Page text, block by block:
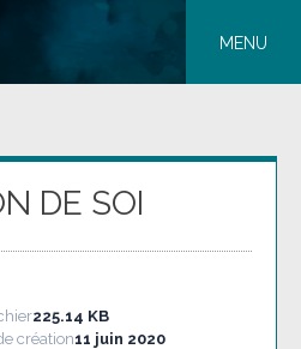
MENU
DE SOI
225.14 KB
création11 juin 2020